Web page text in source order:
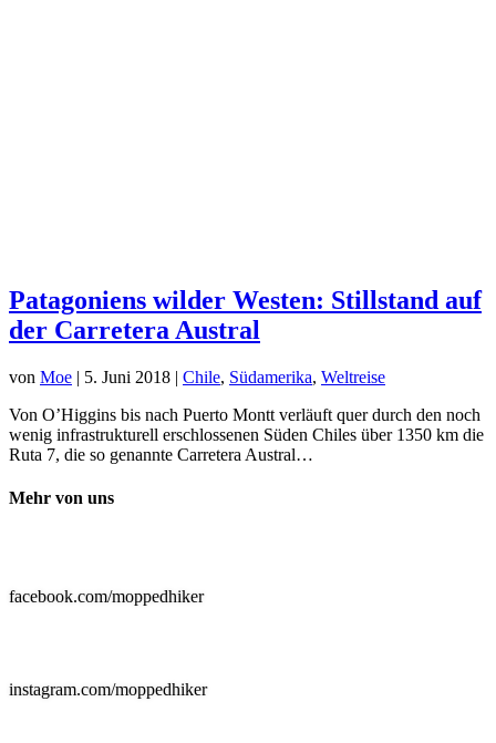
Patagoniens wilder Westen: Stillstand auf
der Carretera Austral
von Moe | 5. Juni 2018 | Chile, Südamerika, Weltreise
Von O’Higgins bis nach Puerto Montt verläuft quer durch den noch
wenig infrastrukturell erschlossenen Süden Chiles über 1350 km die
Ruta 7, die so genannte Carretera Austral…
Mehr von uns
facebook.com/moppedhiker
instagram.com/moppedhiker